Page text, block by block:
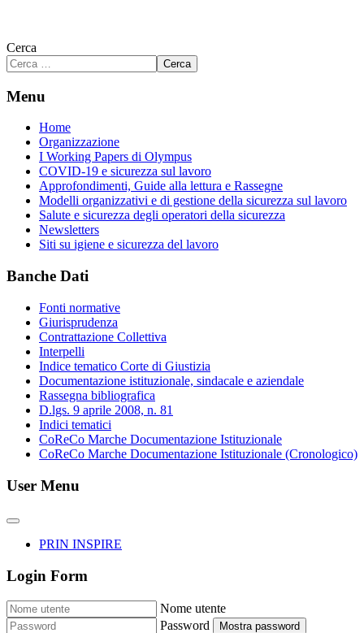
Cerca
Cerca
Menu
Home
Organizzazione
I Working Papers di Olympus
COVID-19 e sicurezza sul lavoro
Approfondimenti, Guide alla lettura e Rassegne
Modelli organizzativi e di gestione della sicurezza sul lavoro
Salute e sicurezza degli operatori della sicurezza
Newsletters
Siti su igiene e sicurezza del lavoro
Banche Dati
Fonti normative
Giurisprudenza
Contrattazione Collettiva
Interpelli
Indice tematico Corte di Giustizia
Documentazione istituzionale, sindacale e aziendale
Rassegna bibliografica
D.lgs. 9 aprile 2008, n. 81
Indici tematici
CoReCo Marche Documentazione Istituzionale
CoReCo Marche Documentazione Istituzionale (Cronologico)
User Menu
PRIN INSPIRE
Login Form
Nome utente
Password
Mostra password